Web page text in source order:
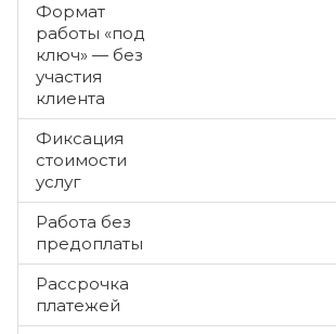
Формат
работы «под
ключ» — без
участия
клиента
Фиксация
стоимости
услуг
Работа без
предоплаты
Рассрочка
платежей